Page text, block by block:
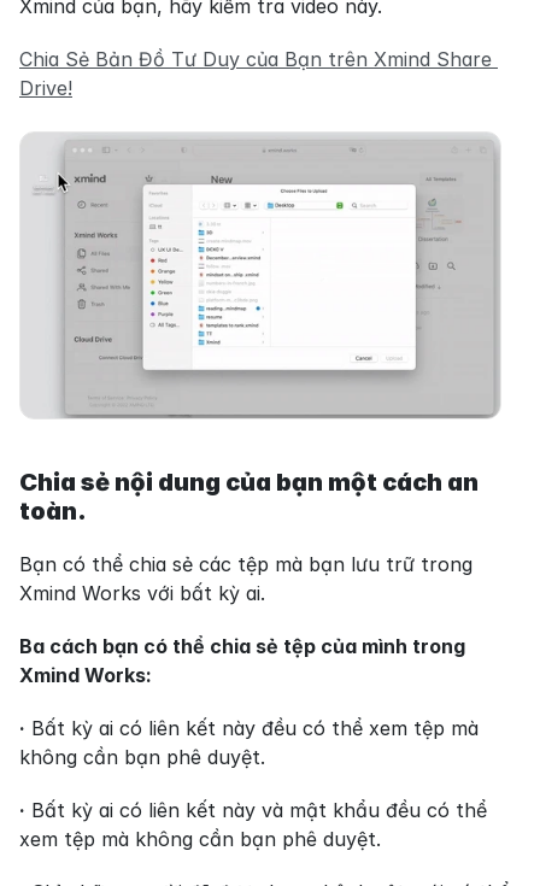
Xmind của bạn, hãy kiểm tra video này.
Chia Sẻ Bản Đồ Tư Duy của Bạn trên Xmind Share
Drive!
Chia sẻ nội dung của bạn một cách an
toàn.
Bạn có thể chia sẻ các tệp mà bạn lưu trữ trong
Xmind Works với bất kỳ ai.
Ba cách bạn có thể chia sẻ tệp của mình trong
Xmind Works:
· Bất kỳ ai có liên kết này đều có thể xem tệp mà
không cần bạn phê duyệt.
· Bất kỳ ai có liên kết này và mật khẩu đều có thể
xem tệp mà không cần bạn phê duyệt.